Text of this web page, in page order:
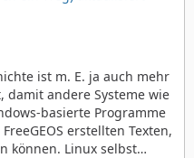
ist m. E. ja auch mehr
damit andere Systeme wie
basierte Programme
erstellten Texten,
können. Linux selbst…